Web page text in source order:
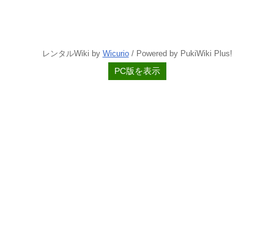
レンタルWiki by Wicurio/ Powered by PukiWiki Plus!
PC版を表示